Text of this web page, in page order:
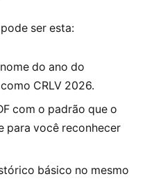
ser esta:
do ano do
CRLV 2026.
com o padrão que o
para você reconhecer
básico no mesmo